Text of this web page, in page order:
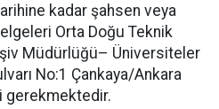
kadar şahsen veya
Orta Doğu Teknik
Müdürlüğü– Üniversiteler
No:1 Çankaya/Ankara
gerekmektedir.